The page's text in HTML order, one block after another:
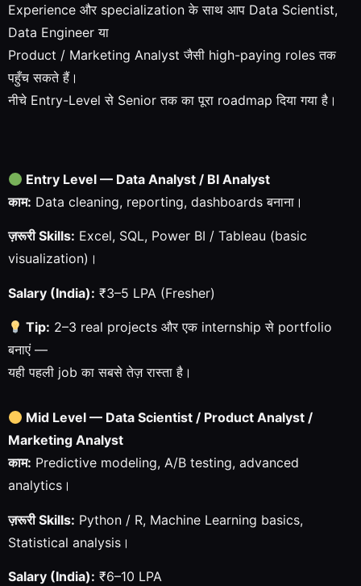
Experience और specialization के साथ आप Data Scientist,
Data Engineer या
Product / Marketing Analyst जैसी high-paying roles तक
पहुँच सकते हैं।
नीचे Entry-Level से Senior तक का पूरा roadmap दिया गया है।
Entry Level — Data Analyst / BI Analyst
काम: Data cleaning, reporting, dashboards बनाना।
ज़रूरी Skills: Excel, SQL, Power BI / Tableau (basic
visualization)।
Salary (India): ₹3–5 LPA (Fresher)
Tip: 2–3 real projects और एक internship से portfolio
बनाएं —
यही पहली job का सबसे तेज़ रास्ता है।
Mid Level — Data Scientist / Product Analyst /
Marketing Analyst
काम: Predictive modeling, A/B testing, advanced
analytics।
ज़रूरी Skills: Python / R, Machine Learning basics,
Statistical analysis।
Salary (India): ₹6–10 LPA